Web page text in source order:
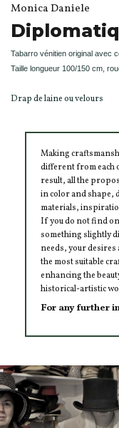
Monica Daniele
Tabarro vénitien original avec
Taille longueur 100/150 cm,
Drap de laine ou velours
Making
different from each
result, all the
in color and shape,
materials,
If you do not find
something slightly
needs, your
the most suitable
enhancing the
historical-artistic
For any further